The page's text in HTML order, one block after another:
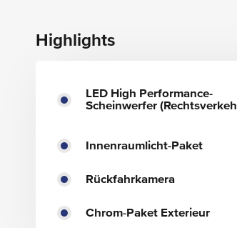
Highlights
LED High Performance-
Scheinwerfer
Innenraumlicht-Paket
Rückfahrkamera
Chrom-Paket Exterieur